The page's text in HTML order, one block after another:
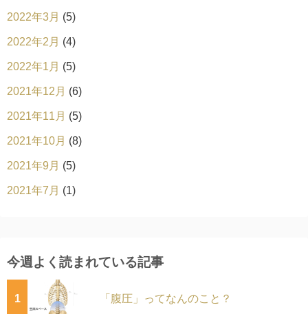
2022年3月 (5)
2022年2月 (4)
2022年1月 (5)
2021年12月 (6)
2021年11月 (5)
2021年10月 (8)
2021年9月 (5)
2021年7月 (1)
今週よく読まれている記事
1 「腹圧」ってなんのこと？